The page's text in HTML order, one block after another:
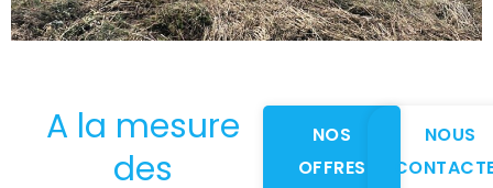
A la mesure
des
NOS
OFFRES
NOUS